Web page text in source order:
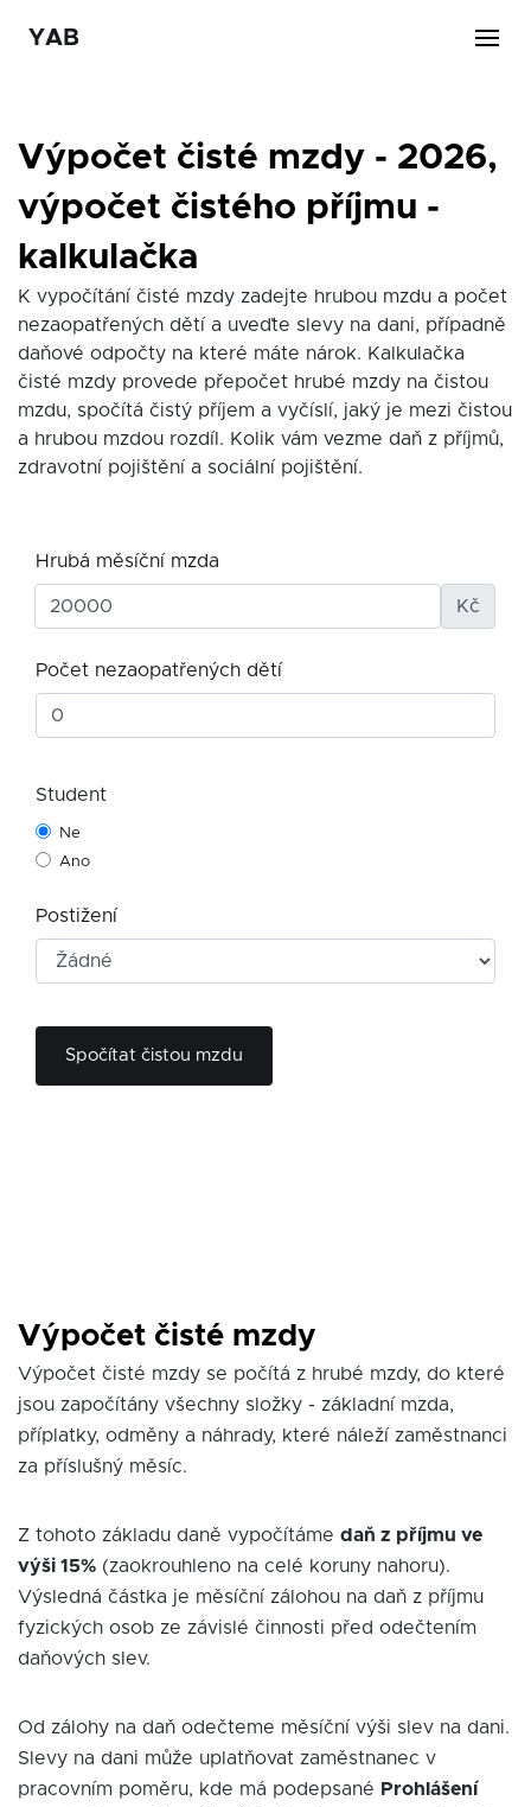
YAB
Výpočet čisté mzdy - 2026,
výpočet čistého příjmu -
kalkulačka
K vypočítání čisté mzdy zadejte hrubou mzdu a počet
nezaopatřených dětí a uveďte slevy na dani, případně
daňové odpočty na které máte nárok. Kalkulačka
čisté mzdy provede přepočet hrubé mzdy na čistou
mzdu, spočítá čistý příjem a vyčíslí, jaký je mezi čistou
a hrubou mzdou rozdíl. Kolik vám vezme daň z příjmů,
zdravotní pojištění a sociální pojištění.
Hrubá měsíční mzda
Kč
Počet nezaopatřených dětí
Student
Ne
Ano
Postižení
Spočítat čistou mzdu
Výpočet čisté mzdy
Výpočet čisté mzdy se počítá z hrubé mzdy, do které
jsou započítány všechny složky - základní mzda,
příplatky, odměny a náhrady, které náleží zaměstnanci
za příslušný měsíc.
Z tohoto základu daně vypočítáme daň z příjmu ve
výši 15% (zaokrouhleno na celé koruny nahoru).
Výsledná částka je měsíční zálohou na daň z příjmu
fyzických osob ze závislé činnosti před odečtením
daňových slev.
Od zálohy na daň odečteme měsíční výši slev na dani.
Slevy na dani může uplatňovat zaměstnanec v
pracovním poměru, kde má podepsané Prohlášení